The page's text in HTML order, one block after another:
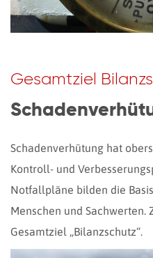
Gesamtziel
Schadenverhütung hat
Kontroll- und
Notfallpläne bilden die
Menschen und Sachwerten.
Gesamtziel „Bilanzschutz“.